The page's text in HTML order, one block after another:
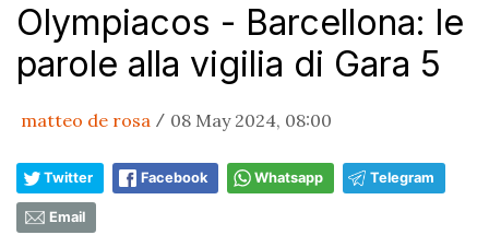
Olympiacos - Barcellona: le
parole alla vigilia di Gara 5
matteo de rosa / 08 May 2024, 08:00
Twitter Facebook Whatsapp Telegram
Email